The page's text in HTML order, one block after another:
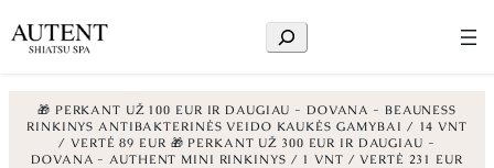
🎁 PERKANT UŽ 100 EUR IR DAUGIAU - DOVANA - BEAUNESS
RINKINYS ANTIBAKTERINĖS VEIDO KAUKĖS GAMYBAI / 14 VNT
/ VERTĖ 89 EUR 🎁 PERKANT UŽ 300 EUR IR DAUGIAU -
DOVANA - AUTHENT MINI RINKINYS / 1 VNT / VERTĖ 231 EUR
Ieškoti